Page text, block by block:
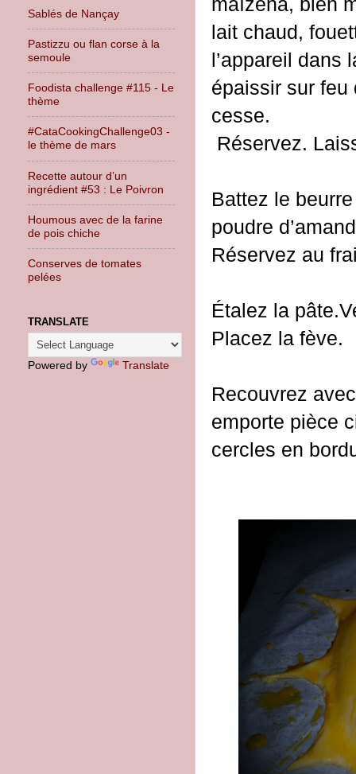
lait chaud,
l’appareil dans
épaissir sur feu
cesse.
Réservez.
Battez le
poudre
Réservez au
Étalez la
Placez la fève.
Recouvrez
emporte pièce
cercles en
Sablés de Nançay
Pastizzu ou flan corse à la
semoule
Foodista challenge #115 - Le
thème
#CataCookingChallenge03 -
le thème de mars
Recette autour d’un
ingrédient #53 : Le Poivron
Houmous avec de la farine
de pois chiche
Conserves de tomates
pelées
TRANSLATE
Powered by Translate